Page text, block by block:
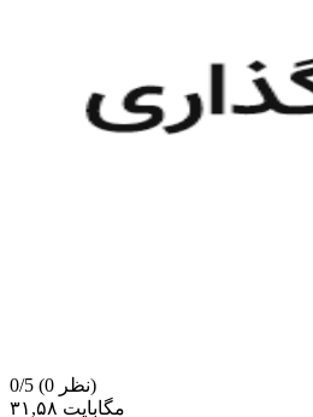
0/5
(0 نظر)
۳۱,۵۸ مگابایت